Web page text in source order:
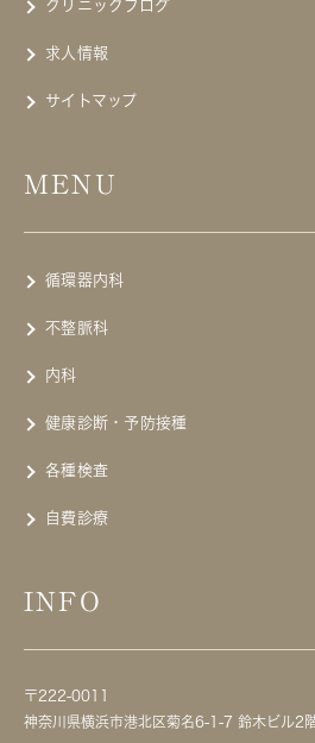
クリニックブログ
求人情報
サイトマップ
MENU
循環器内科
不整脈科
内科
健康診断・予防接種
各種検査
自費診療
INFO
〒222-0011
神奈川県横浜市港北区菊名6-1-7 鈴木ビル2